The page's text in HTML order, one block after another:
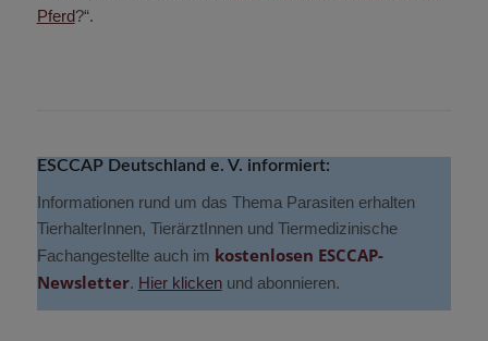
Pferd?“.
ESCCAP Deutschland e. V. informiert:
Informationen rund um das Thema Parasiten erhalten
TierhalterInnen, TierärztInnen und Tiermedizinische
Fachangestellte auch im kostenlosen ESCCAP-
Newsletter. Hier klickenund abonnieren.